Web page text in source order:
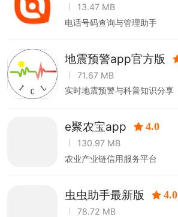
13.47 MB
电话号码查询与管理助手
地震预警app官方版
71.67 MB
实时地震预警与科普知识分享
e聚农宝app 4.0
130.97 MB
农业产业链信用服务平台
虫虫助手最新版 4.0
78.72 MB